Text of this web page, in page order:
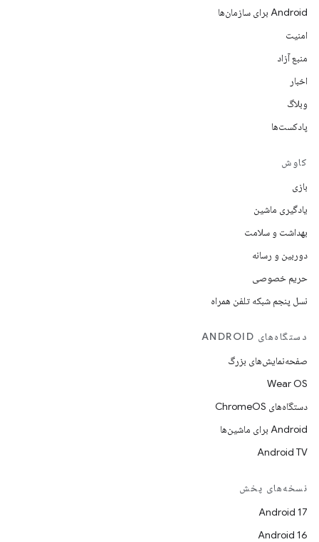
Android برای سازمان‌ها
امنیت
منبع آزاد
اخبار
وبلاگ
پادکست‌ها
کاوش
بازی
یادگیری ماشین
بهداشت و سلامت
دوربین و رسانه
حریم خصوصی
نسل پنجم شبکه تلفن همراه
دستگاه‌های ANDROID
صفحه‌نمایش‌های بزرگ
Wear OS
دستگاه‌های ChromeOS
Android برای ماشین‌ها
Android TV
نسخه‌های پخش
Android 17
Android 16